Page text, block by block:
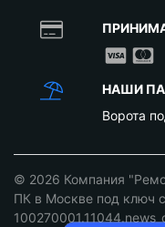
НАШИ
Ворота
© 2026 Компания
ПК в Москве под ключ